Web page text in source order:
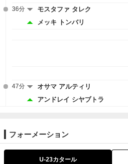
36分
モスタファ タレク
メッキ トンバリ
47分
オサマ アルティリ
アンドレイ シヤブトラ
フォーメーション
U-23カタール